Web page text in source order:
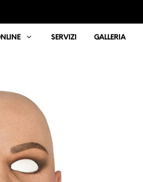
SERVIZI GALLERIA